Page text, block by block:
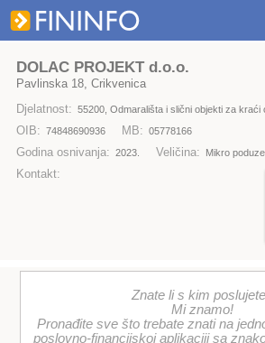
DOLAC PROJEKT d.o.o.
Pavlinska 18, Crikvenica
Djelatnost: 55200, Odmarališta i slični objekti za kraći
OIB: 74848690936 MB: 05778166
Godina osnivanja: 2023. Veličina: Mikro
Kontakt:
Znate li s kim
Mi znamo!
Pronađite sve što trebate znati na
poslovno-financijskoj aplikaciji sa